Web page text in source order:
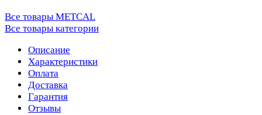
Все товары METCAL
Все товары категории
Описание
Характеристики
Оплата
Доставка
Гарантия
Отзывы